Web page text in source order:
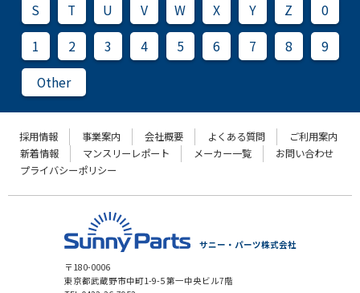
S
T U V W X Y Z
0
1
2 3 4 5 6 7 8
9
Other
採用情報 事業案内 会社概要 よくある質問
ご利用案内
新着情報
マンスリーレポート メーカー一覧
お問い合わせ
プライバシーポリシー
サニー・パーツ株式会社
〒180-0006
東京都武蔵野市中町1-9-5 第一中央ビル7階